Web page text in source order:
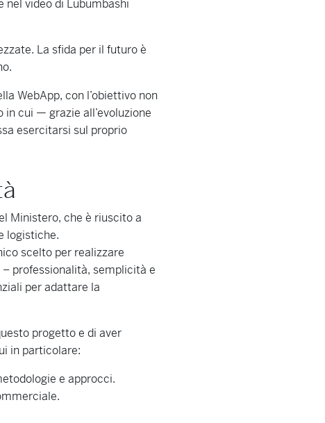
video di Lubumbashi
La sfida per il futuro è
WebApp, con l’obiettivo non
cui — grazie all’evoluzione
esercitarsi sul proprio
Ministero, che è riuscito a
logistiche.
scelto per realizzare
professionalità, semplicità e
per adattare la
progetto e di aver
in particolare:
e approcci.